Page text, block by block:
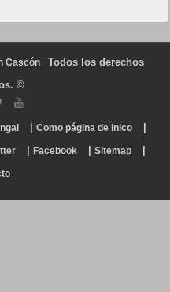
Cascón
Todos los derechos
©
| Como página de inico |
| Facebook | Sitemap |